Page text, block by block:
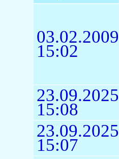
03.02.2009
15:02
23.09.2025
15:08
23.09.2025
15:07